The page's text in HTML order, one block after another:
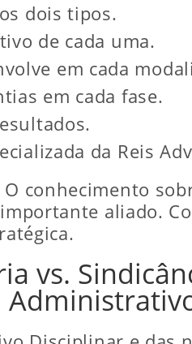
dois tipos.
de cada uma.
em cada
em cada fase.
da Reis
conhecimento
aliado.
vs.